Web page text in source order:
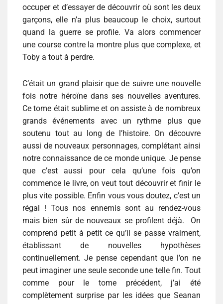
occuper et d’essayer de découvrir où sont les deux
garçons, elle n’a plus beaucoup le choix, surtout
quand la guerre se profile. Va alors commencer
une course contre la montre plus que complexe, et
Toby a tout à perdre.
C’était un grand plaisir que de suivre une nouvelle
fois notre héroïne dans ses nouvelles aventures.
Ce tome était sublime et on assiste à de nombreux
grands événements avec un rythme plus que
soutenu tout au long de l’histoire. On découvre
aussi de nouveaux personnages, complétant ainsi
notre connaissance de ce monde unique. Je pense
que c’est aussi pour cela qu’une fois qu’on
commence le livre, on veut tout découvrir et finir le
plus vite possible. Enfin vous vous doutez, c’est un
régal ! Tous nos ennemis sont au rendez-vous
mais bien sûr de nouveaux se profilent déjà. On
comprend petit à petit ce qu’il se passe vraiment,
établissant de nouvelles hypothèses
continuellement. Je pense cependant que l’on ne
peut imaginer une seule seconde une telle fin. Tout
comme pour le tome précédent, j’ai été
complètement surprise par les idées que Seanan